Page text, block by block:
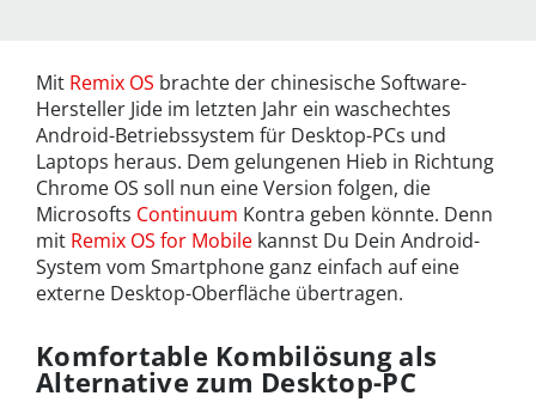
Mit Remix OS brachte der chinesische Software-
Hersteller Jide im letzten Jahr ein waschechtes
Android-Betriebssystem für Desktop-PCs und
Laptops heraus. Dem gelungenen Hieb in Richtung
Chrome OS soll nun eine Version folgen, die
Microsofts Continuum Kontra geben könnte. Denn
mit Remix OS for Mobile kannst Du Dein Android-
System vom Smartphone ganz einfach auf eine
externe Desktop-Oberfläche übertragen.
Komfortable Kombilösung als
Alternative zum Desktop-PC